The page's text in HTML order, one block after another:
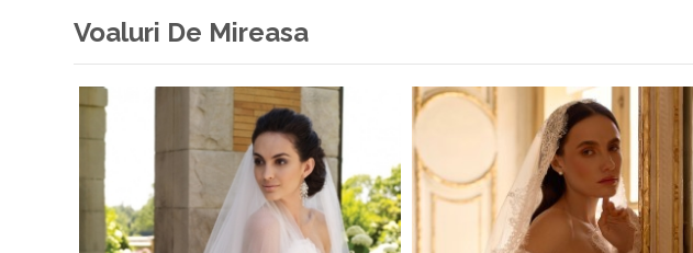
Voaluri De Mireasa